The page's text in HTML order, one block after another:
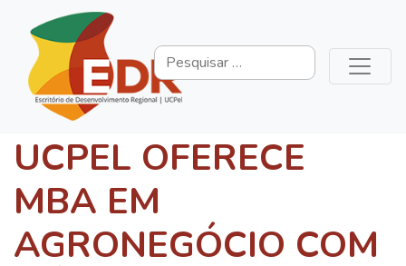
UCPEL OFERECE
MBA EM
AGRONEGÓCIO COM